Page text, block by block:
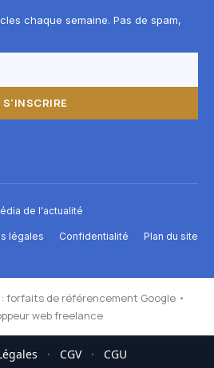
chaque semaine. Pas de spam,
S'INSCRIRE
de l'actualité
légales Confidentialité Plan du site
forfaits de référencement Google •
web freelance
· CGV · CGU